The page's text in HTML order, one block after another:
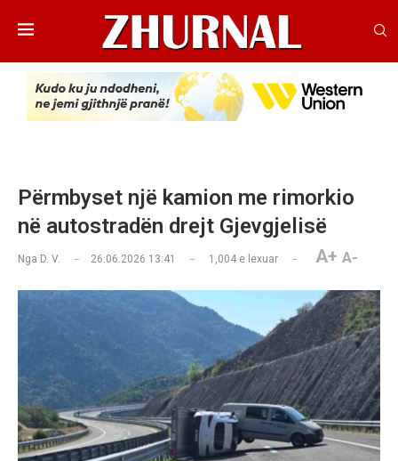
Përmbyset një kamion me rimorkio
në autostradën drejt Gjevgjelisë
Nga D. V. 26.06.2026 13:41 1,004 e lexuar A+ A-